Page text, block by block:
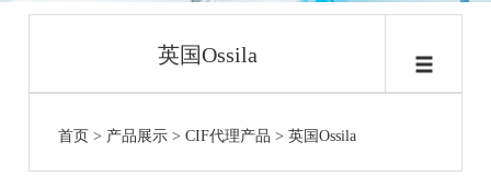
英国Ossila
首页 > 产品展示 > CIF代理产品 > 英国Ossila